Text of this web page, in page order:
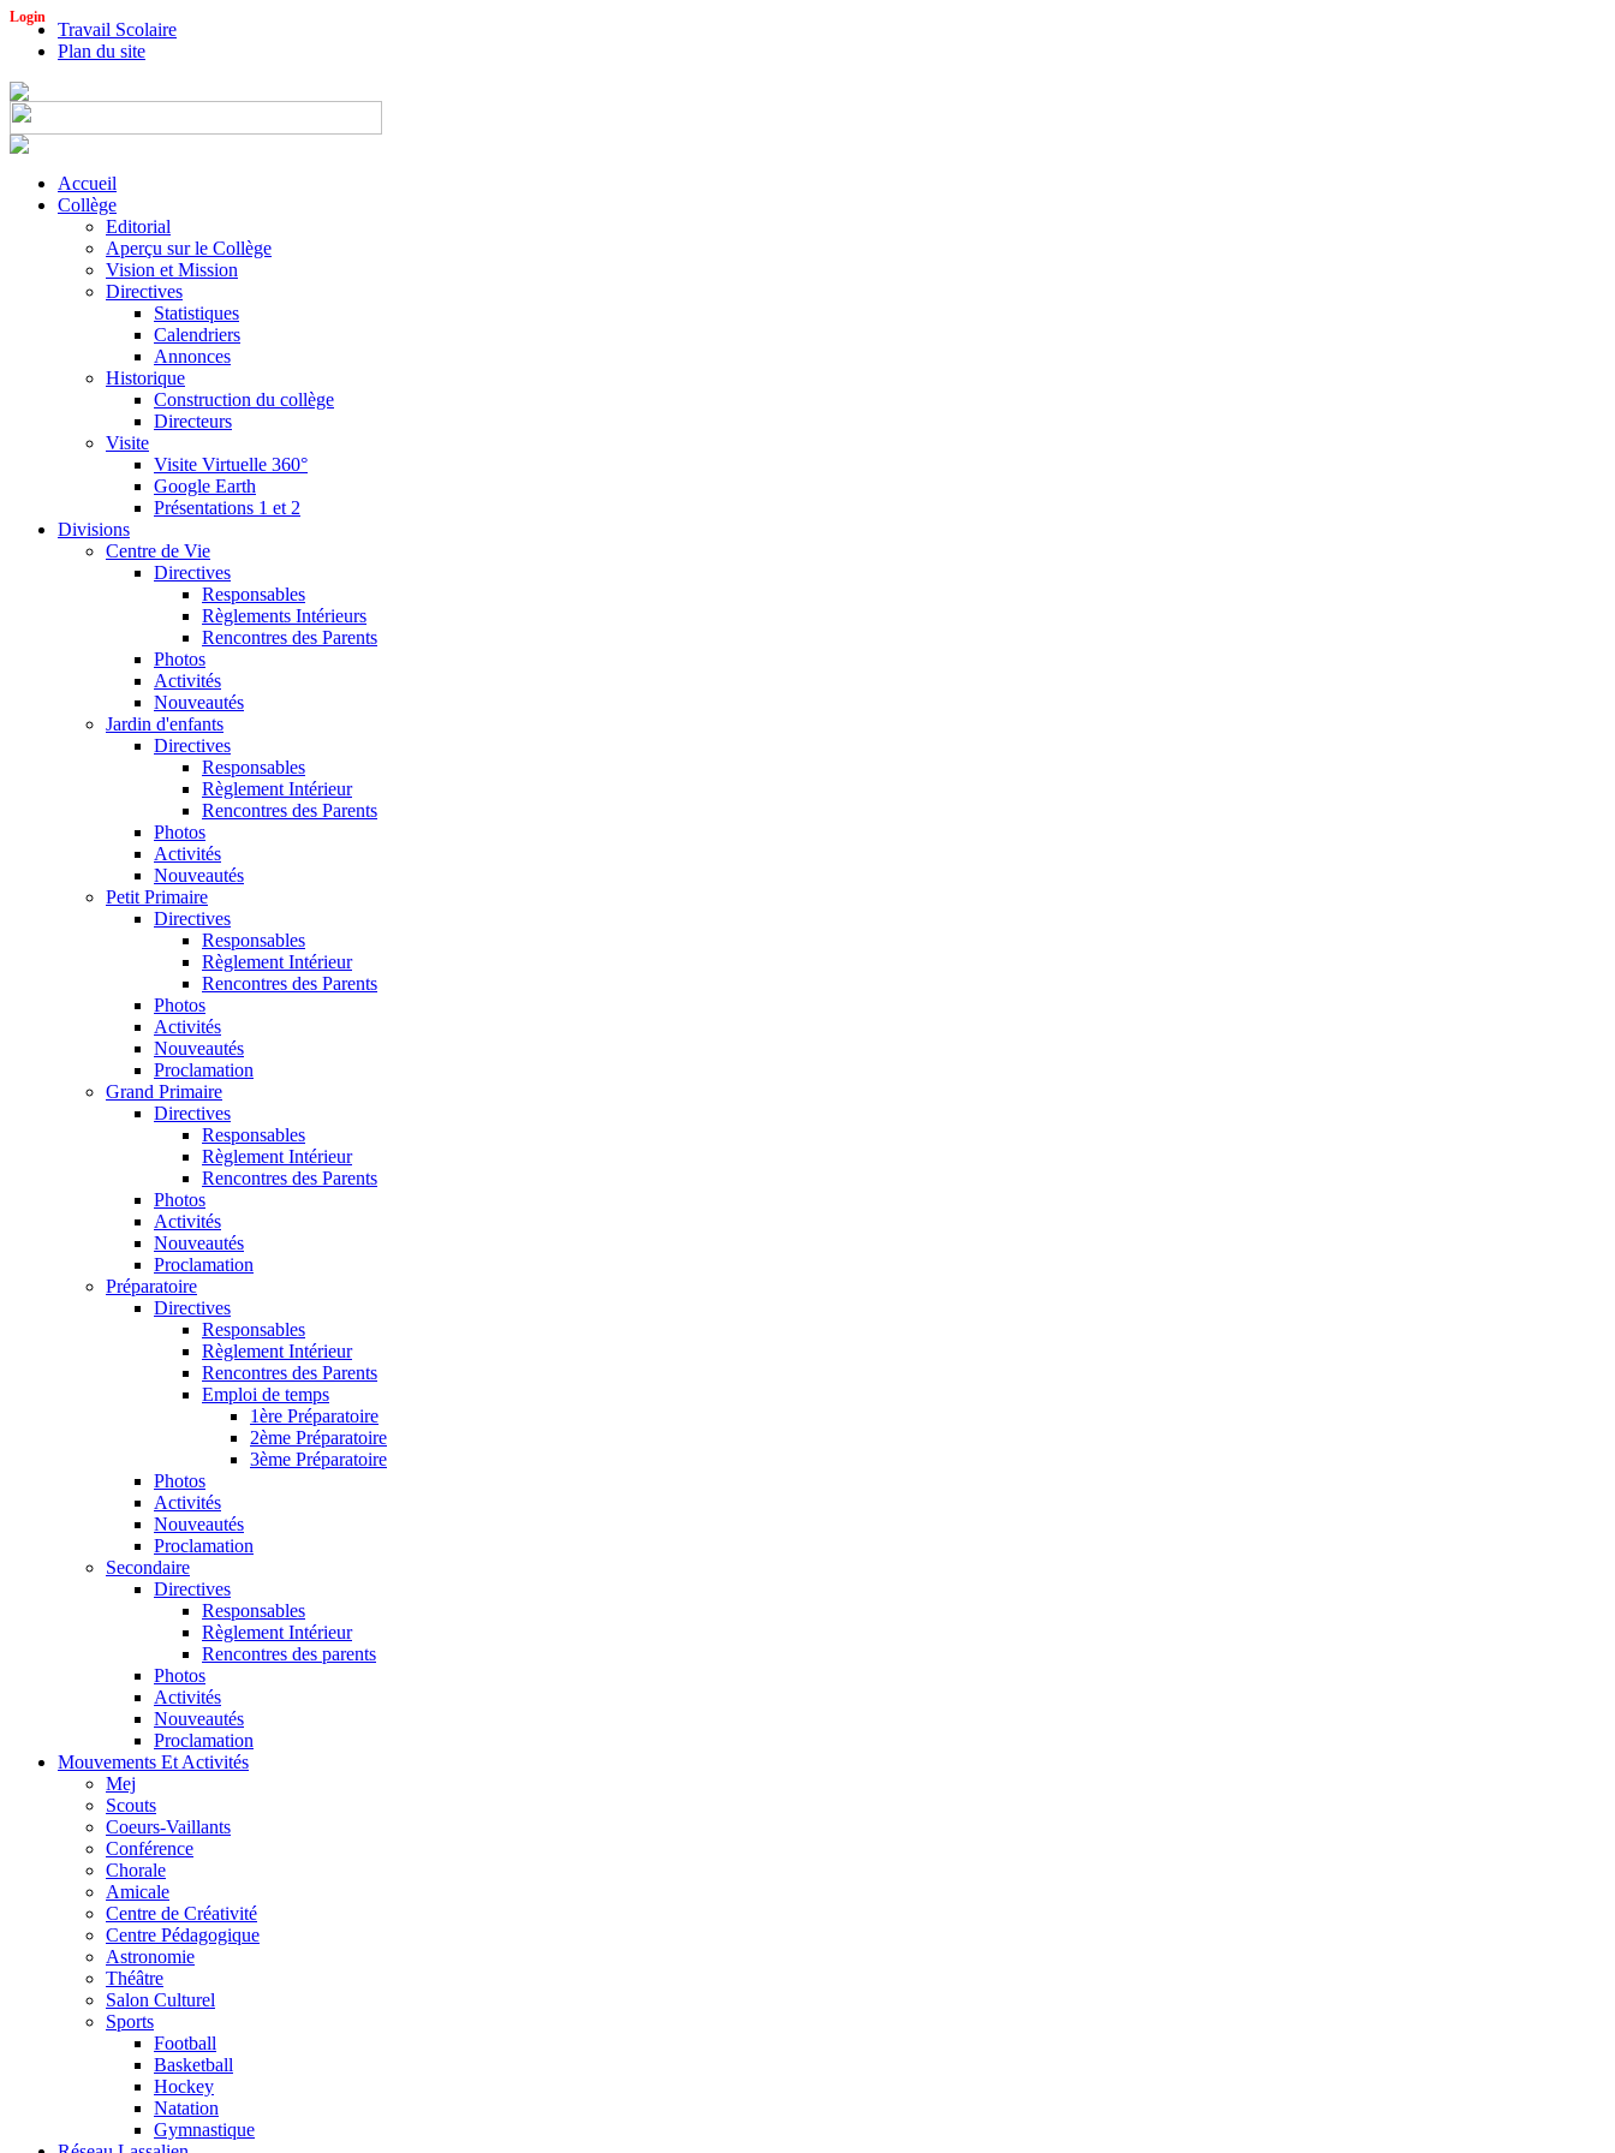
Login
Travail Scolaire
Plan du site
Accueil
Collège
Editorial
Aperçu sur le Collège
Vision et Mission
Directives
Statistiques
Calendriers
Annonces
Historique
Construction du collège
Directeurs
Visite
Visite Virtuelle 360°
Google Earth
Présentations 1 et 2
Divisions
Centre de Vie
Directives
Responsables
Règlements Intérieurs
Rencontres des Parents
Photos
Activités
Nouveautés
Jardin d'enfants
Directives
Responsables
Règlement Intérieur
Rencontres des Parents
Photos
Activités
Nouveautés
Petit Primaire
Directives
Responsables
Règlement Intérieur
Rencontres des Parents
Photos
Activités
Nouveautés
Proclamation
Grand Primaire
Directives
Responsables
Règlement Intérieur
Rencontres des Parents
Photos
Activités
Nouveautés
Proclamation
Préparatoire
Directives
Responsables
Règlement Intérieur
Rencontres des Parents
Emploi de temps
1ère Préparatoire
2ème Préparatoire
3ème Préparatoire
Photos
Activités
Nouveautés
Proclamation
Secondaire
Directives
Responsables
Règlement Intérieur
Rencontres des parents
Photos
Activités
Nouveautés
Proclamation
Mouvements Et Activités
Mej
Scouts
Coeurs-Vaillants
Conférence
Chorale
Amicale
Centre de Créativité
Centre Pédagogique
Astronomie
Théâtre
Salon Culturel
Sports
Football
Basketball
Hockey
Natation
Gymnastique